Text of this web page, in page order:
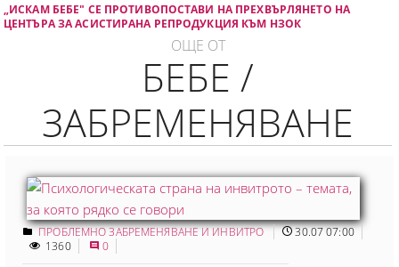
„ИСКАМ БЕБЕ" СЕ ПРОТИВОПОСТАВИ НА ПРЕХВЪРЛЯНЕТО НА
ЦЕНТЪРА ЗА АСИСТИРАНА РЕПРОДУКЦИЯ КЪМ НЗОК
ОЩЕ ОТ
БЕБЕ /
ЗАБРЕМЕНЯВАНЕ
ПРОБЛЕМНО ЗАБРЕМЕНЯВАНЕ И ИНВИТРО
30.07 07:00
1360
0